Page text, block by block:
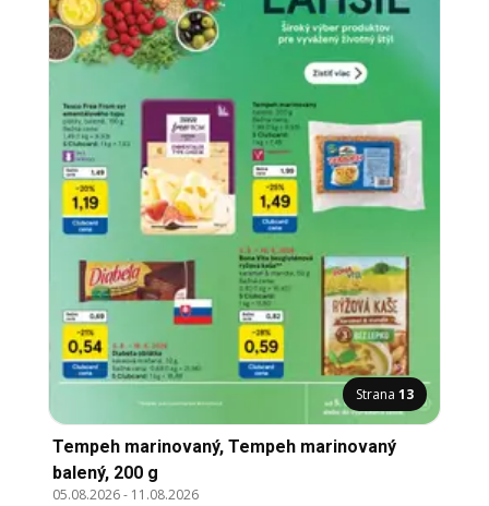
Strana 13
Tempeh marinovaný, Tempeh marinovaný
balený, 200 g
05.08.2026- 11.08.2026